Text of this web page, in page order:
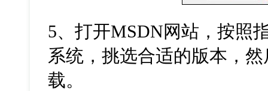
5、打开MSDN网站，按照
系统，挑选合适的版本，
载。